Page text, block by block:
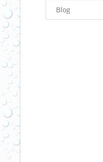
Blog